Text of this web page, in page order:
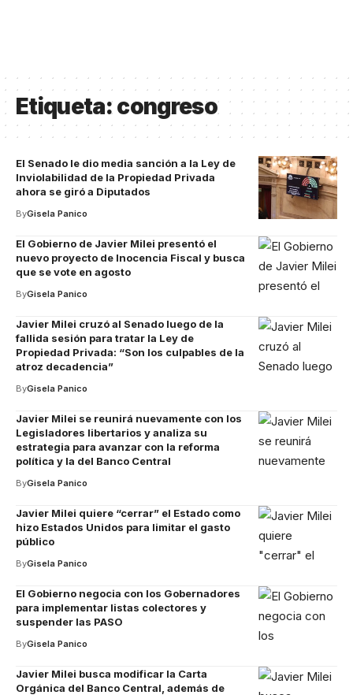
Etiqueta:congreso
El Senado le dio media sanción a la Ley de
Inviolabilidad de la Propiedad Privada
ahora se giró a Diputados
ByGisela Panico
El Gobierno de Javier Milei presentó el
nuevo proyecto de Inocencia Fiscal y busca
que se vote en agosto
ByGisela Panico
Javier Milei cruzó al Senado luego de la
fallida sesión para tratar la Ley de
Propiedad Privada: “Son los culpables de la
atroz decadencia”
ByGisela Panico
Javier Milei se reunirá nuevamente con los
Legisladores libertarios y analiza su
estrategia para avanzar con la reforma
política y la del Banco Central
ByGisela Panico
Javier Milei quiere “cerrar” el Estado como
hizo Estados Unidos para limitar el gasto
público
ByGisela Panico
El Gobierno negocia con los Gobernadores
para implementar listas colectores y
suspender las PASO
ByGisela Panico
Javier Milei busca modificar la Carta
Orgánica del Banco Central, además de